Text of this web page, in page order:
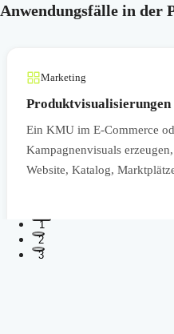
Anwendungsfälle in der
Marketing
Ein KMU im E-Commerce
Kampagnenvisuals
Website, Katalog,
1
2
3